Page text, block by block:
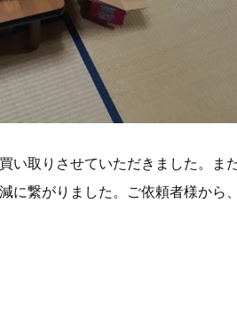
い取りさせていただきました。
に繋がりました。ご依頼者様か